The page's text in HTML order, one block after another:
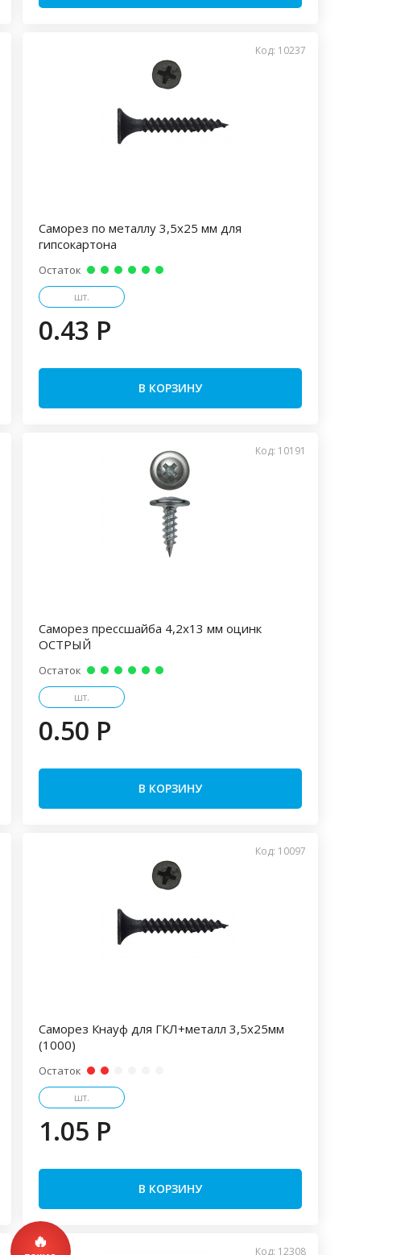
Код: 10237
Саморез по металлу 3,5х25 мм для
гипсокартона
Остаток
шт.
0.43 P
В КОРЗИНУ
Код: 10191
Саморез прессшайба 4,2х13 мм оцинк
ОСТРЫЙ
Остаток
шт.
0.50 P
В КОРЗИНУ
Код: 10097
Саморез Кнауф для ГКЛ+металл 3,5х25мм
(1000)
Остаток
шт.
1.05 P
В КОРЗИНУ
Код: 12308